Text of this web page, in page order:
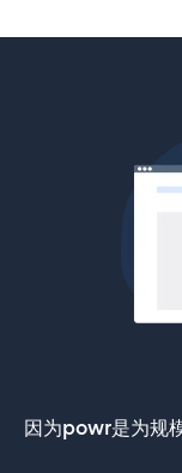
因为powr是为规